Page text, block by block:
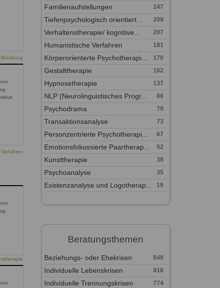
Beratung
,
Familienaufstellungen 247
Tiefenpsychologisch orientiert... 209
Verhaltenstherapie/ kognitive... 207
Humanistische Verfahren 181
Körperorienterte Psychotherapi... 170
Gestalttherapie 162
Hypnosetherapie 137
NLP (Neurolinguistisches Progr... 86
Psychodrama 79
Transaktionsanalyse 73
Personzentrierte Psychotherapi... 67
Emotionsfokussierte Paartherap... 52
Kunsttherapie 38
Psychoanalyse 35
Existenzanalyse und Logotherap... 19
Beratungsthemen
Beziehungs- oder Ehekrisen 848
Individuelle Lebenskrisen 818
Individuelle Trennungskrisen 774